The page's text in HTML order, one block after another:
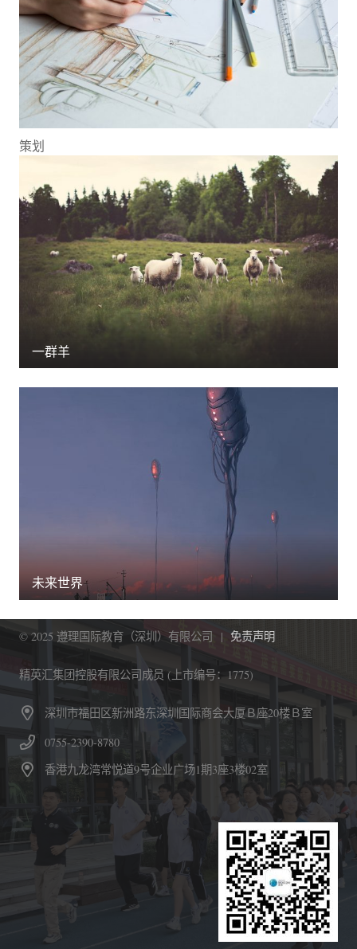
策划
一群羊
未来世界
© 2025 遵理国际教育（深圳）有限公司 | 免责声明
精英汇集团控股有限公司成员 (上市编号：1775)
深圳市福田区新洲路东深圳国际商会大厦Ｂ座20楼Ｂ室
0755-2390-8780
香港九龙湾常悦道9号企业广场1期3座3楼02室